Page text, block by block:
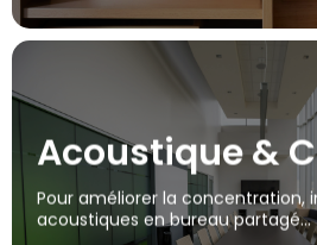
Acoustique &
Pour améliorer la concentration,
acoustiques en bureau partagé...